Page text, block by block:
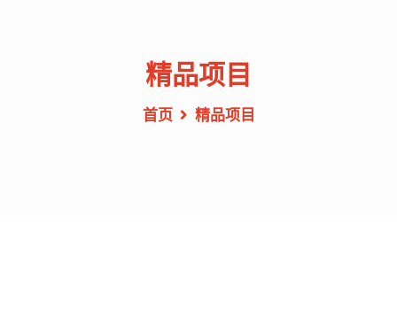
精品项目
首页 精品项目